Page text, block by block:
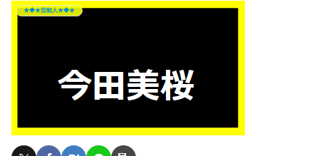
★◆★芸能人★◆★